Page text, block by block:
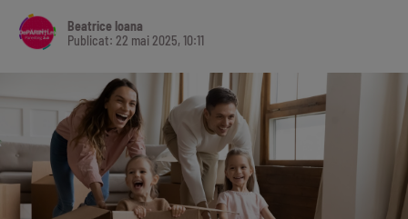
Beatrice Ioana
Publicat: 22 mai 2025, 10:11